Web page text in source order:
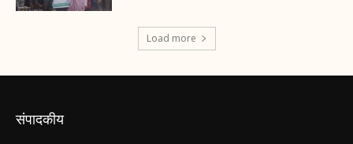
Load more
संपादकीय